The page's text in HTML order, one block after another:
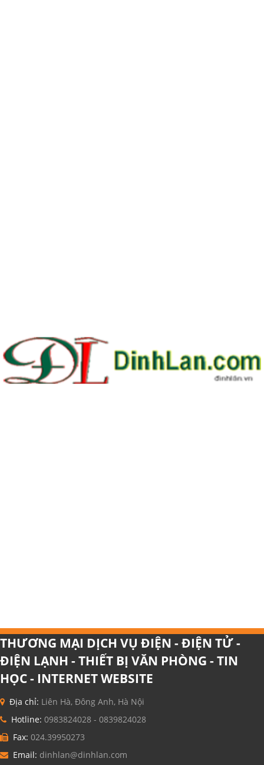
THƯƠNG MẠI DỊCH VỤ ĐIỆN - ĐIỆN TỬ -
ĐIỆN LẠNH - THIẾT BỊ VĂN PHÒNG - TIN
HỌC - INTERNET WEBSITE
Địa chỉ: Liên Hà, Đông Anh, Hà Nội
Hotline: 0983824028 - 0839824028
Fax: 024.39950273
Email: dinhlan@dinhlan.com